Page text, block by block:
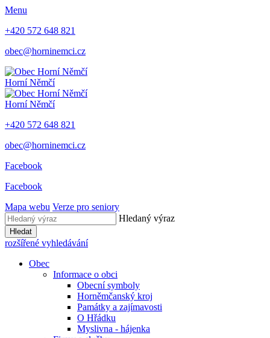
Menu
+420 572 648 821
obec@horninemci.cz
Horní Němčí
Horní Němčí
+420 572 648 821
obec@horninemci.cz
Facebook
Facebook
Mapa webu Verze pro seniory
Hledaný výraz
Hledat
rozšířené vyhledávání
Obec
Informace o obci
Obecní symboly
Horněmčanský kroj
Památky a zajímavosti
O Hřádku
Myslivna - hájenka